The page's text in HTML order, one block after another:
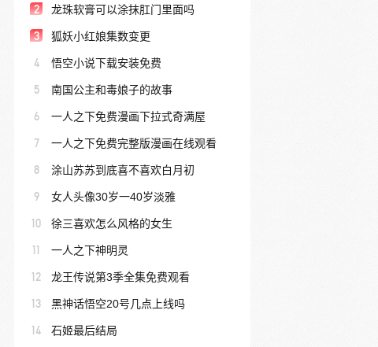
2 龙珠软膏可以涂抹肛门里面吗
3 狐妖小红娘集数变更
4 悟空小说下载安装免费
5 南国公主和毒娘子的故事
6 一人之下免费漫画下拉式奇满屋
7 一人之下免费完整版漫画在线观看
8 涂山苏苏到底喜不喜欢白月初
9 女人头像30岁一40岁淡雅
10 徐三喜欢怎么风格的女生
11 一人之下神明灵
12 龙王传说第3季全集免费观看
13 黑神话悟空20号几点上线吗
14 石姬最后结局